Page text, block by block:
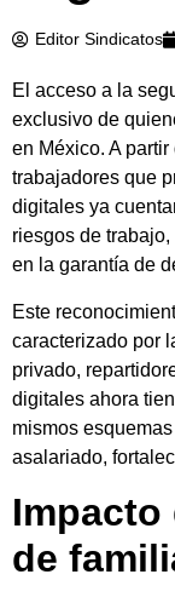
Editor Sindicatos
El acceso a la
exclusivo de
en México. A
trabajadores que
digitales ya
riesgos de
en la garantía de
Este
caracterizado por
privado,
digitales ahora
mismos
asalariado,
de